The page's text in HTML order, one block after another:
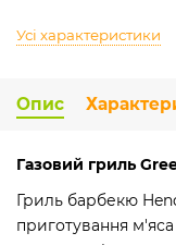
Усі характеристики
Опис
Газовий гриль
Гриль барбекю
приготування м'яса